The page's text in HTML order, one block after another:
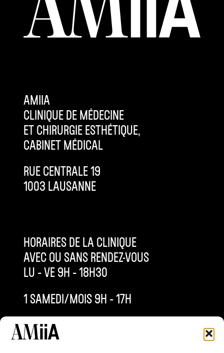
AMIIA
CLINIQUE DE MÉDECINE
ET CHIRURGIE ESTHÉTIQUE,
CABINET MÉDICAL
RUE CENTRALE 19
1003 LAUSANNE
HORAIRES DE LA CLINIQUE
AVEC OU SANS RENDEZ-VOUS
LU – VE 9H – 18H30
1 SAMEDI/MOIS 9H – 17H
INFO@AMIIACLINIQUE.CH